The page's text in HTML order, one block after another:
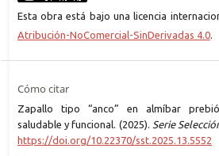
Esta obra está bajo una licencia
Atribución-NoComercial-SinDerivadas 4.0.
Cómo citar
Zapallo tipo “anco” en almíbar
saludable y funcional. (2025). Serie
https://doi.org/10.22370/sst.2025.13.5552